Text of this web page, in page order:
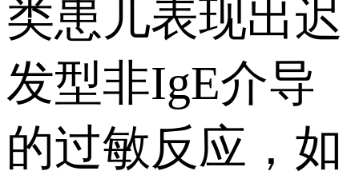
类患儿表现出迟
发型非IgE介导
的过敏反应，如